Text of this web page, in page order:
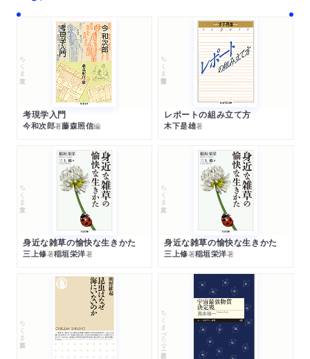
ちくま文庫
考現学入門
今和次郎著藤森照信編
ちくま学芸文庫
レポートの組み立て方
木下是雄著
ちくま文庫
身近な雑草の愉快な生きかた
三上修著稲垣栄洋著
ちくま文庫
身近な雑草の愉快な生きかた
三上修著稲垣栄洋著
ちくま新書 ちくまプリマー新書